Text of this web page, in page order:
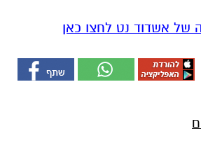
של אשדוד נט לחצו כאן